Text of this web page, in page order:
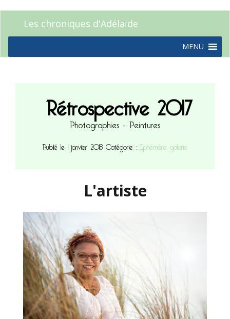
Les chroniques d'Adélaïde
MENU
Rétrospective 2017
Photographies - Peintures
Publié le 1 janvier 2018Catégorie :Ephémère galerie
L'artiste